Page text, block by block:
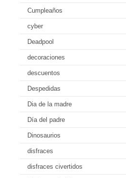
Cumpleaños
cyber
Deadpool
decoraciones
descuentos
Despedidas
Dia de la madre
Día del padre
Dinosaurios
disfraces
disfraces civertidos